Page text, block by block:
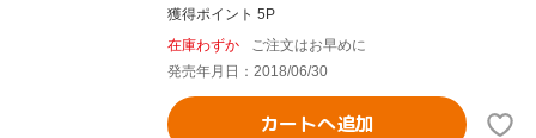
獲得ポイント 5P
在庫わずか
ご注文はお早めに
発売年月日：2018/06/30
カートへ追加